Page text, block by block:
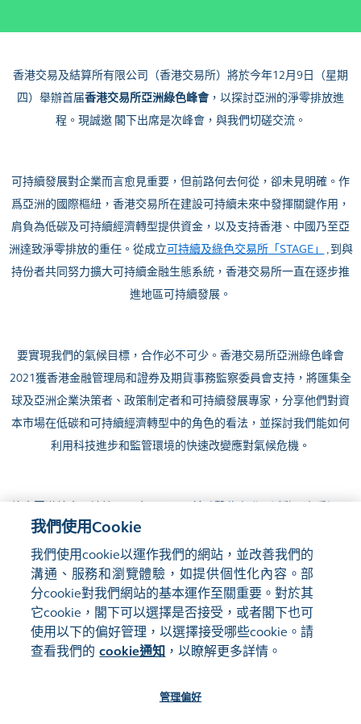
香港交易及結算所有限公司（香港交易所）將於今年12月9日（星期
四）舉辦首届香港交易所亞洲綠色峰會，以探討亞洲的淨零排放進
程 。現誠邀 閣下出席是次峰會，與我們切磋交流。
可持續發展對企業而言愈見重要，但前路何去何從，卻未見明確 。 作
爲亞洲的國際樞紐，香港交易所在建設可持續未來中發揮關鍵作用，
肩負為低碳及可持續經濟轉型提供資金，以及支持香港、中國乃至亞
洲達致淨零排放的重任。從成立可持續及綠色交易所「STAGE」
, 到與
持份者共同努力擴大可持續金融生態系統，香港交易所一直在逐步推
進地區可持續發展。
要實現我們的氣候目標，合作必不可少。香港交易所亞洲綠色峰會
2021獲香港金融管理局和證券及期貨事務監察委員會支持，將匯集全
球及亞洲企業決策者、政策制定者和可持續發展專家，分享他們對資
本市場在低碳和可持續經濟轉型中的角色的看法，並探討我們能如何
利用科技進步和監管環境的快速改變應對氣候危機。
網站地圖
使用條款
我們使用Cookie
我們使用cookie以運作我們的網站，並改善我們的
溝通、服務和瀏覽體驗，如提供個性化內容。部
分cookie對我們網站的基本運作至關重要。對於其
它cookie，閣下可以選擇是否接受，或者閣下也可
使用以下的偏好管理，以選擇接受哪些cookie。請
查看我們的 cookie通知 ，以瞭解更多詳情。
管理偏好